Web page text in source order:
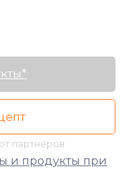
партнёров
и продукты при